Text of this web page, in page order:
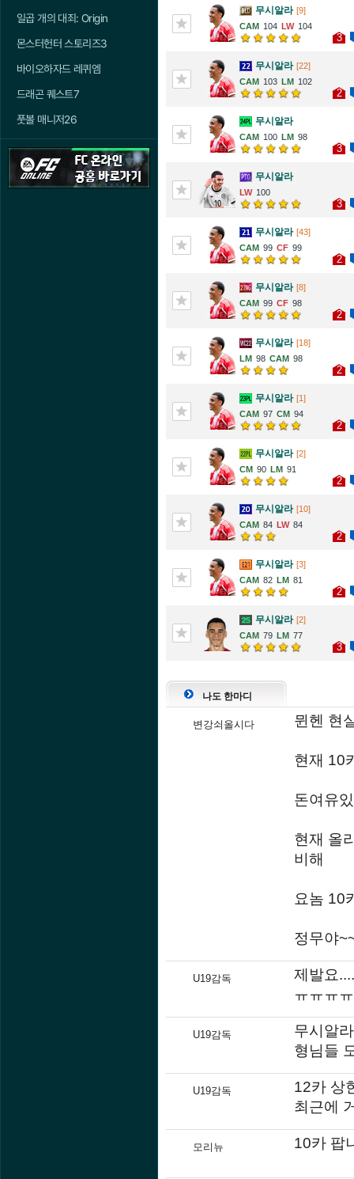
일곱 개의 대죄: Origin
몬스터헌터 스토리즈3
바이오하자드 레퀴엠
드래곤 퀘스트7
풋볼 매니저26
무시알라 [9]
104
104
3
무시알라 [22]
103
102
2
무시알라
100 98
3
무시알라
100
3
무시알라 [43]
99
99
2
무시알라 [8]
99
98
2
무시알라 [18]
98
98
2
무시알라 [1]
97
94
2
무시알라 [2]
90
91
2
무시알라 [10]
84
84
2
무시알라 [3]
82
81
2
무시알라 [2]
79
77
3
나도 한마디
변강쇠올시다 뮌헨 현
현재 10
돈여유
현재 올
비해
요놈 10
정무야
U19감독
제발요
ㅠㅠㅠ
U19감독
무시알
형님들
U19감독
12카 상
최근에
모리뉴 10카 팝